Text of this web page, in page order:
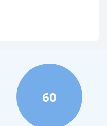
60